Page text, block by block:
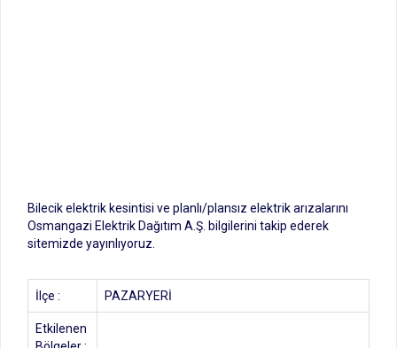
Bilecik elektrik kesintisi ve planlı/plansız elektrik arızalarını
Osmangazi Elektrik Dağıtım A.Ş. bilgilerini takip ederek
sitemizde yayınlıyoruz.
İlçe : PAZARYERİ
Etkilenen